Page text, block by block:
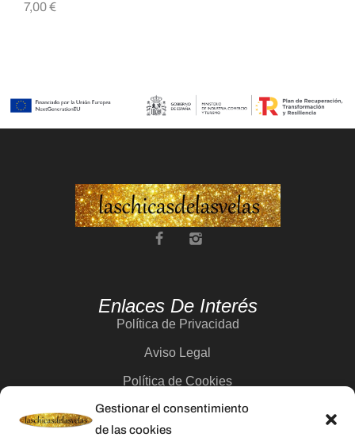
Gestionar el consentimiento
de las cookies
7,00€
Enlaces De Interés
Política de Privacidad
Aviso Legal
Política de Cookies
Contacto